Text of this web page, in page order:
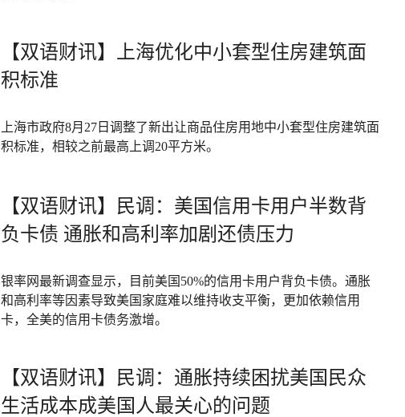
【双语财讯】上海优化中小套型住房建筑面
积标准
上海市政府8月27日调整了新出让商品住房用地中小套型住房建筑面
积标准，相较之前最高上调20平方米。
【双语财讯】民调：美国信用卡用户半数背
负卡债 通胀和高利率加剧还债压力
银率网最新调查显示，目前美国50%的信用卡用户背负卡债。通胀
和高利率等因素导致美国家庭难以维持收支平衡，更加依赖信用
卡，全美的信用卡债务激增。
【双语财讯】民调：通胀持续困扰美国民众
生活成本成美国人最关心的问题